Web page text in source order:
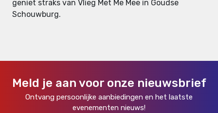
geniet straks van Vlieg Met Me Mee in Goudse
Schouwburg.
Meld je aan voor onze nieuwsbrief
Ontvang persoonlijke aanbiedingen en het laatste
evenementen nieuws!